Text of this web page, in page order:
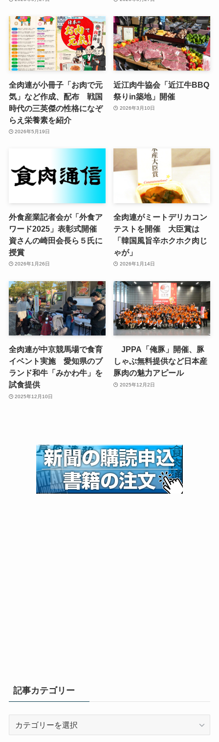
全肉連が小冊子「お肉で元
気」など作成、配布 戦国
時代の三英傑の性格になぞ
らえ栄養素を紹介
2026年5月19日
近江肉牛協会「近江牛BBQ
祭りin築地」開催
2026年3月10日
外食産業記者会が「外食ア
ワード2025」表彰式開催
資さんの崎田会長ら５氏に
授賞
2026年1月26日
全肉連がミートデリカコン
テストを開催 大臣賞は
「韓国風旨辛ホクホク肉じ
ゃが」
2026年1月14日
全肉連が中京競馬場で食育
イベント実施 愛知県のブ
ランド和牛「みかわ牛」を
試食提供
2025年12月10日
JPPA「俺豚」開催、豚
しゃぶ無料提供など日本産
豚肉の魅力アピール
2025年12月2日
記事カテゴリー